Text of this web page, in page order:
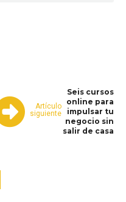
Artículo
siguiente
Seis cursos
online para
impulsar tu
negocio sin
salir de casa